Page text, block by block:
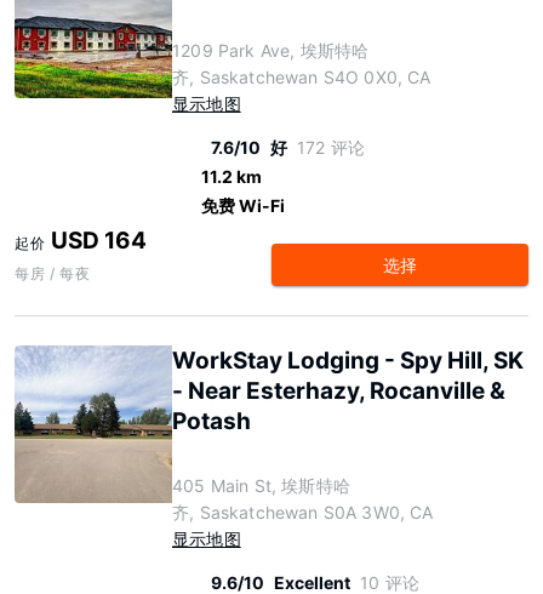
1209 Park Ave, 埃斯特哈
齐, Saskatchewan S4O 0X0, CA
显示地图
7.6/10 好 172 评论
11.2 km
免费 Wi-Fi
起价 USD 164
每房 / 每夜 选择
WorkStay Lodging - Spy Hill, SK
- Near Esterhazy, Rocanville &
Potash
405 Main St, 埃斯特哈
齐, Saskatchewan S0A 3W0, CA
显示地图
9.6/10 Excellent 10 评论